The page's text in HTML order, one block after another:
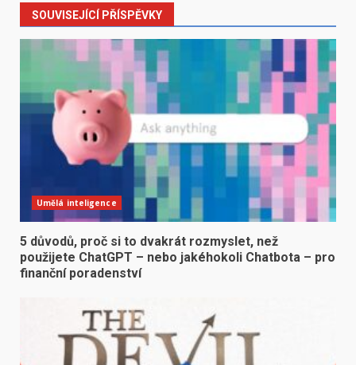
SOUVISEJÍCÍ PŘÍSPĚVKY
Umělá inteligence
5 důvodů, proč si to dvakrát rozmyslet, než
použijete ChatGPT – nebo jakéhokoli Chatbota – pro
finanční poradenství